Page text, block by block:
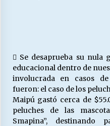
 Se desaprueba su nula
educacional dentro de
involucrada en casos
fueron: el caso de los
Maipú gastó cerca de
peluches de las
Smapina”,